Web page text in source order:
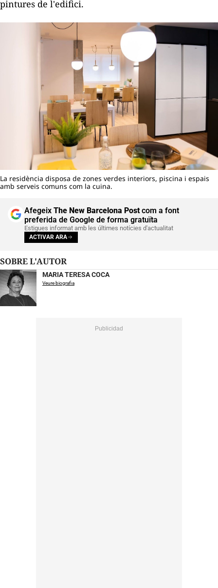
pintures de l'edifici.
La residència disposa de zones verdes interiors, piscina i espais
amb serveis comuns com la cuina.
Afegeix The New Barcelona Postcom a font
preferida de Google de forma gratuïta
Estigues informat amb les últimes notícies d'actualitat
ACTIVAR ARA
SOBRE L'AUTOR
MARIA TERESA COCA
Veure biografia